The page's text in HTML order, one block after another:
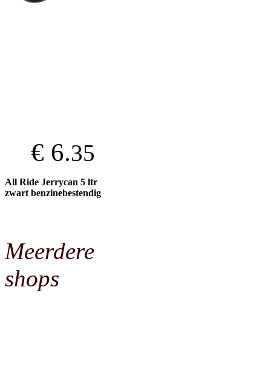
€ 6.35
All Ride Jerrycan 5 ltr
zwart benzinebestendig
Meerdere
shops